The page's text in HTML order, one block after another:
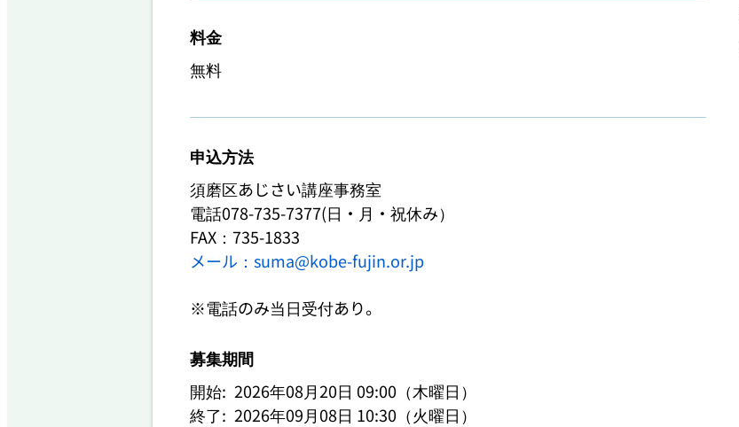
料金
無料
申込方法
須磨区あじさい講座事務室
電話078-735-7377(日・月・祝休み）
メール：suma@kobe-fujin.or.jp
募集期間
開始: 2026年08月20日 09:00（木曜日）
終了: 2026年09月08日 10:30（火曜日）